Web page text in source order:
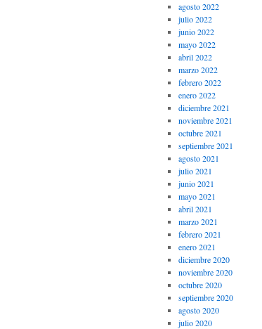
agosto 2022
julio 2022
junio 2022
mayo 2022
abril 2022
marzo 2022
febrero 2022
enero 2022
diciembre 2021
noviembre 2021
octubre 2021
septiembre 2021
agosto 2021
julio 2021
junio 2021
mayo 2021
abril 2021
marzo 2021
febrero 2021
enero 2021
diciembre 2020
noviembre 2020
octubre 2020
septiembre 2020
agosto 2020
julio 2020